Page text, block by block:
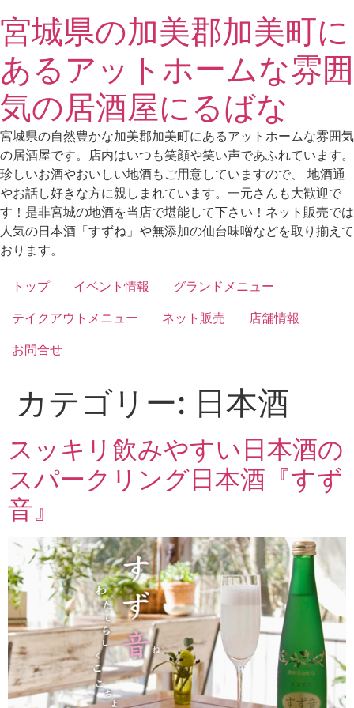
to
content
宮城県の加美郡加美町に
あるアットホームな雰囲
気の居酒屋にるばな
宮城県の自然豊かな加美郡加美町にあるアットホームな雰囲気
の居酒屋です。店内はいつも笑顔や笑い声であふれています。
珍しいお酒やおいしい地酒もご用意していますので、 地酒通
やお話し好きな方に親しまれています。一元さんも大歓迎で
す！是非宮城の地酒を当店で堪能して下さい！ネット販売では
人気の日本酒「すずね」や無添加の仙台味噌などを取り揃えて
おります。
トップ イベント情報
グランドメニュー
テイクアウトメニュー
ネット販売
店舗情報
お問合せ
カテゴリー: 日本酒
スッキリ飲みやすい日本酒の
スパークリング日本酒『すず
音』